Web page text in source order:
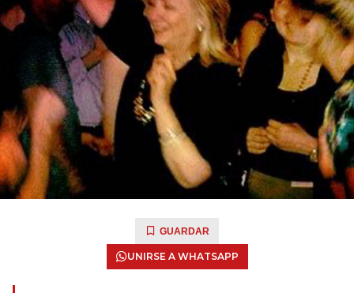
GUARDAR
UNIRSE A WHATSAPP